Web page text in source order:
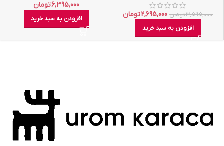
3,595,000تومان 2,695,000تومان
افزودن به سبد خرید
6,395,000تومان
افزودن به سبد خرید